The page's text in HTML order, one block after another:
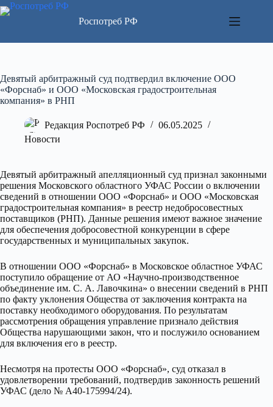
Перейти
к
Роспотреб РФ
Девятый арбитражный суд подтвердил включение ООО
«Форснаб» и ООО «Московская градостроительная
компания» в РНП
Редакция Роспотреб РФ
06.05.2025
Новости
Девятый арбитражный апелляционный суд признал законными
решения Московского областного УФАС России о включении
сведений в отношении ООО «Форснаб» и ООО «Московская
градостроительная компания» в реестр недобросовестных
поставщиков (РНП). Данные решения имеют важное значение
для обеспечения добросовестной конкуренции в сфере
государственных и муниципальных закупок.
В отношении ООО «Форснаб» в Московское областное УФАС
поступило обращение от АО «Научно-производственное
объединение им. С. А. Лавочкина» о внесении сведений в РНП
по факту уклонения Общества от заключения контракта на
поставку необходимого оборудования. По результатам
рассмотрения обращения управление признало действия
Общества нарушающими закон, что и послужило основанием
для включения его в реестр.
Несмотря на протесты ООО «Форснаб», суд отказал в
удовлетворении требований, подтвердив законность решений
УФАС (дело № А40-175994/24).